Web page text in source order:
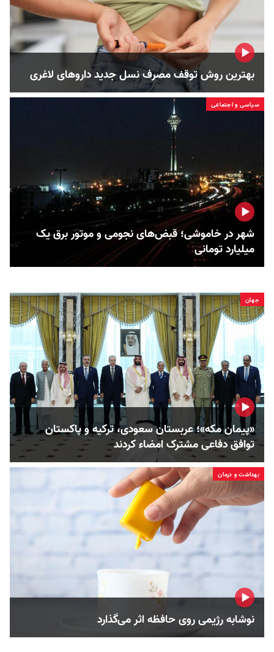
بهترین روش توقف مصرف نسل جدید داروهای لاغری
سیاسی و اجتماعی
شهر در خاموشی؛ قبض‌های نجومی و موتور برق یک
میلیارد تومانی
جهان
«پیمان مکه»؛ عربستان سعودی، ترکیه و پاکستان
توافق دفاعی مشترک امضاء کردند
بهداشت و درمان
نوشابه رژیمی روی حافظه اثر می‌گذارد